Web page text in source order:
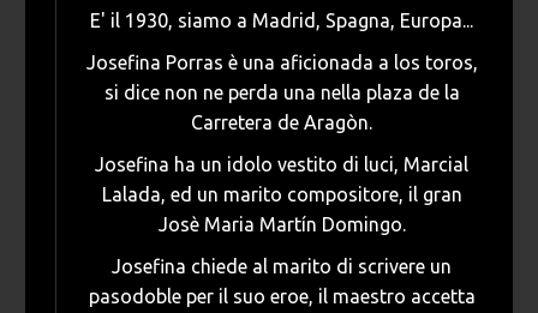
E' il 1930, siamo a Madrid, Spagna, Europa...
Josefina Porras è una aficionada a los toros,
si dice non ne perda una nella plaza de la
Carretera de Aragòn.
Josefina ha un idolo vestito di luci, Marcial
Lalada, ed un marito compositore, il gran
Josè Maria Martín Domingo.
Josefina chiede al marito di scrivere un
pasodoble per il suo eroe, il maestro accetta